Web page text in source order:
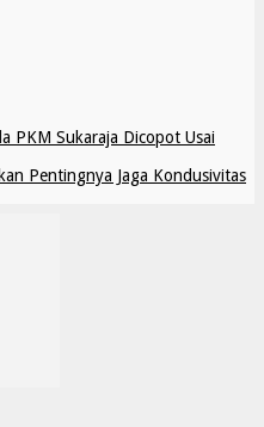
PKM Sukaraja Dicopot Usai
Pentingnya Jaga Kondusivitas